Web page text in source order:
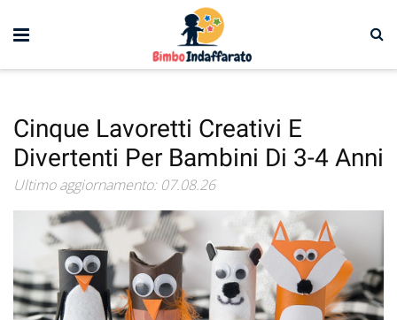
Cinque Lavoretti Creativi E
Divertenti Per Bambini Di 3-4 Anni
Ultimo aggiornamento: 07.08.26